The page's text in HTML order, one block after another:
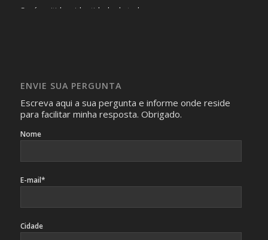
Será omitida a identidade de todas as pessoas que
identificação da pessoa fotografada.
ENVIE SUA PERGUNTA
Escreva aqui a sua pergunta e informe onde reside
para facilitar minha resposta. Obrigado.
Nome
E-mail*
Cidade